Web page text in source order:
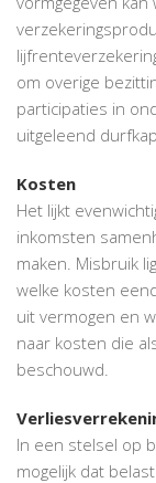
om overige
participaties in
uitgeleend
Kosten
Het lijkt
inkomsten
maken. Misbruik
welke kosten
uit vermogen en
naar kosten die
beschouwd.
In een stelsel op
mogelijk dat